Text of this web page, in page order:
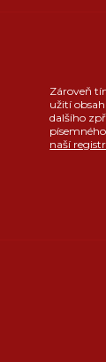
Zároveň
užití
dalšího
naší